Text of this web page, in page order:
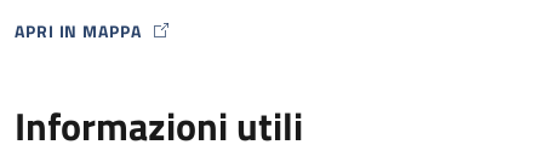
APRI IN MAPPA
MAP ICON
Informazioni utili